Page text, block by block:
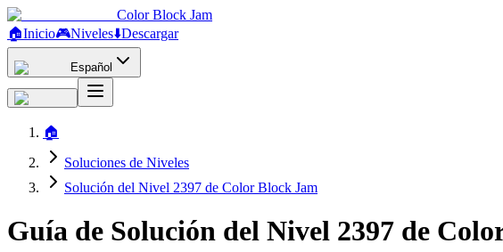
Color Block Jam
🏠Inicio🎮Niveles⬇️Descargar
Español
🏠
Soluciones de Niveles
Solución del Nivel 2397 de Color Block Jam
Guía de Solución del Nivel 2397 de